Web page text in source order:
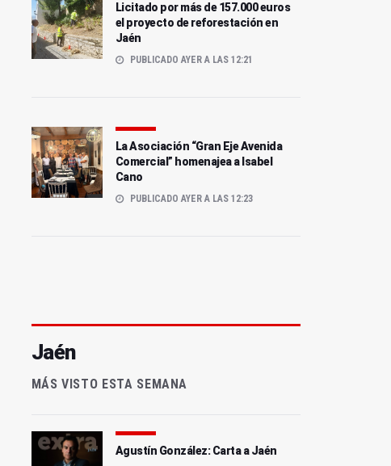
Licitado por más de 157.000 euros
el proyecto de reforestación en
Jaén
PUBLICADO AYER A LAS 12:21
La Asociación “Gran Eje Avenida
Comercial” homenajea a Isabel
Cano
PUBLICADO AYER A LAS 12:23
Jaén
MÁS VISTO ESTA SEMANA
Agustín González: Carta a Jaén